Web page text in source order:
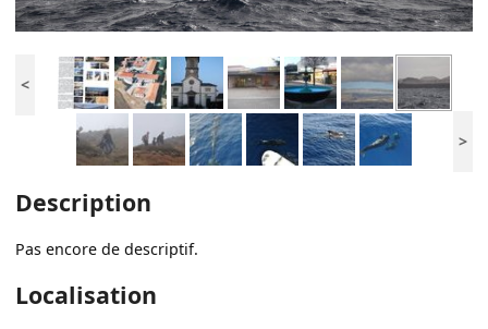
<
>
Description
Pas encore de descriptif.
Localisation